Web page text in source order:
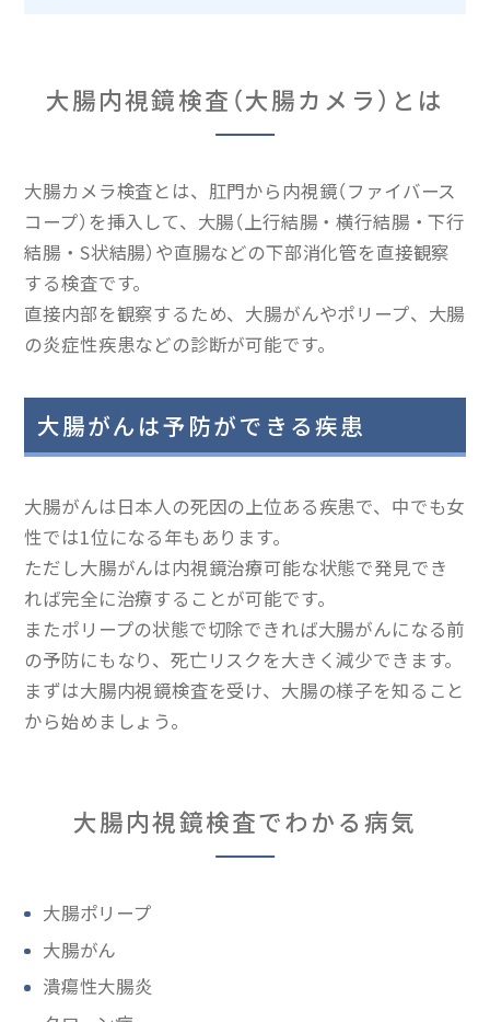
大腸内視鏡検査（大腸カメラ）とは
大腸カメラ検査とは、肛門から内視鏡（ファイバース
コープ）を挿入して、大腸（上行結腸・横行結腸・下行
結腸・S状結腸）や直腸などの下部消化管を直接観察
する検査です。
直接内部を観察するため、大腸がんやポリープ、大腸
の炎症性疾患などの診断が可能です。
大腸がんは予防ができる疾患
大腸がんは日本人の死因の上位ある疾患で、中でも女
性では1位になる年もあります。
ただし大腸がんは内視鏡治療可能な状態で発見でき
れば完全に治療することが可能です。
またポリープの状態で切除できれば大腸がんになる前
の予防にもなり、死亡リスクを大きく減少できます。
まずは大腸内視鏡検査を受け、大腸の様子を知ること
から始めましょう。
大腸内視鏡検査でわかる病気
大腸ポリープ
大腸がん
潰瘍性大腸炎